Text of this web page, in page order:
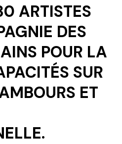
ARTISTES
DES
POUR LA
SUR
ET